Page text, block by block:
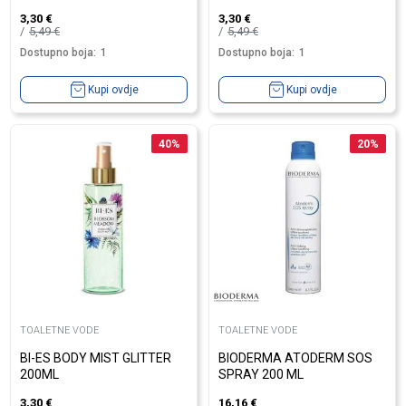
3,30 €
5,49€
Dostupno boja: 1
Kupi ovdje
3,30 €
5,49€
Dostupno boja: 1
Kupi ovdje
40%
TOALETNE VODE
BI-ES BODY MIST GLITTER
200ML
3,30 €
20%
TOALETNE VODE
BIODERMA ATODERM SOS
SPRAY 200 ML
16,16 €